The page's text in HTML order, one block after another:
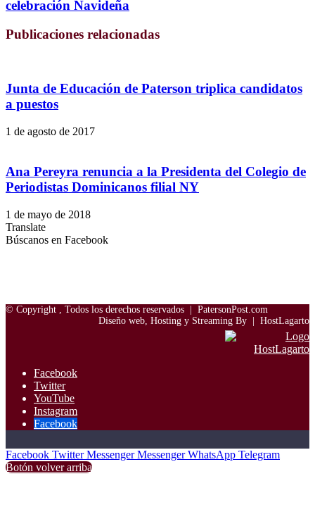
celebración Navideña
Publicaciones relacionadas
Junta de Educación de Paterson triplica candidatos
a puestos
1 de agosto de 2017
Ana Pereyra renuncia a la Presidenta del Colegio de
Periodistas Dominicanos filial NY
1 de mayo de 2018
Translate
Búscanos en Facebook
© Copyright , Todos los derechos reservados | PatersonPost.com
Diseño web, Hosting y Streaming By | HostLagarto
Facebook
Twitter
YouTube
Instagram
Facebook
Facebook Twitter Messenger Messenger WhatsApp Telegram
Botón volver arriba